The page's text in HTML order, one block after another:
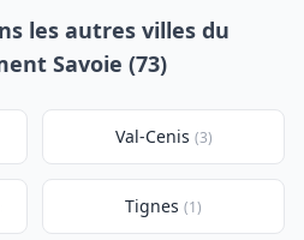
les autres villes du
Savoie (73)
Val-Cenis (3)
Tignes (1)